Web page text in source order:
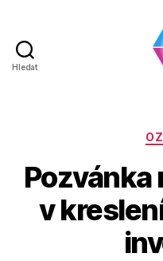
Hledat
Pozvánka
v